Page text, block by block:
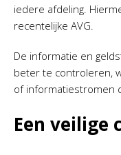
iedere afdeling.
recentelijke AVG.
De informatie en
beter te controleren,
of informatiestromen
Een veilige